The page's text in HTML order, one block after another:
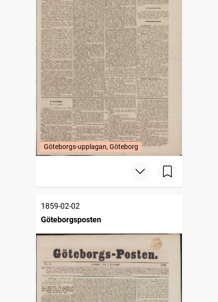
Göteborgs-upplagan, Göteborg
1859-02-02
Göteborgsposten